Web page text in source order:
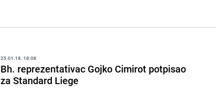
25.01.18. 18:08
Bh. reprezentativac Gojko Cimirot potpisao
za Standard Liege